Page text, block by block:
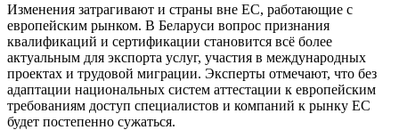
Изменения затрагивают и страны вне ЕС, работающие с
европейским рынком. В Беларуси вопрос признания
квалификаций и сертификации становится всё более
актуальным для экспорта услуг, участия в международных
проектах и трудовой миграции. Эксперты отмечают, что без
адаптации национальных систем аттестации к европейским
требованиям доступ специалистов и компаний к рынку ЕС
будет постепенно сужаться.